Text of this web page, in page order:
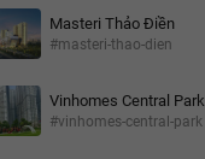
Masteri Thảo Điền
#masteri-thao-dien
Vinhomes Central Park
#vinhomes-central-park